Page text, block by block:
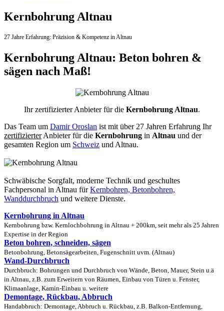
Kernbohrung Altnau
27 Jahre Erfahrung: Präzision & Kompetenz in Altnau
Kernbohrung Altnau: Beton bohren &
sägen nach Maß!
Ihr zertifizierter Anbieter für die Kernbohrung Altnau.
Das Team um Damir Oroslan ist mit über 27 Jahren Erfahrung Ihr
zertifizierterAnbieter für die Kernbohrung in Altnau und der
gesamten Region um Schweiz und Altnau.
Schwäbische Sorgfalt, moderne Technik und geschultes
Fachpersonal in Altnau fürKernbohren, Betonbohren,
Wanddurchbruch und weitere Dienste.
Kernbohrung in Altnau
Kernbohrung bzw. Kernlochbohrung in Altnau + 200km, seit mehr als 25 Jahren
Expertise in der Region
Beton bohren, schneiden, sägen
Betonbohrung, Betonsägearbeiten, Fugenschnitt uvm. (Altnau)
Wand-Durchbruch
Durchbruch: Bohrungen und Durchbruch von Wände, Beton, Mauer, Stein u.ä
in Altnau, z.B. zum Erweitern von Räumen, Einbau von Türen u. Fenster,
Klimaanlage, Kamin-Einbau u. weitere
Demontage, Rückbau, Abbruch
Handabbruch: Demontage, Abbruch u. Rückbau, z.B. Balkon-Entfernung,